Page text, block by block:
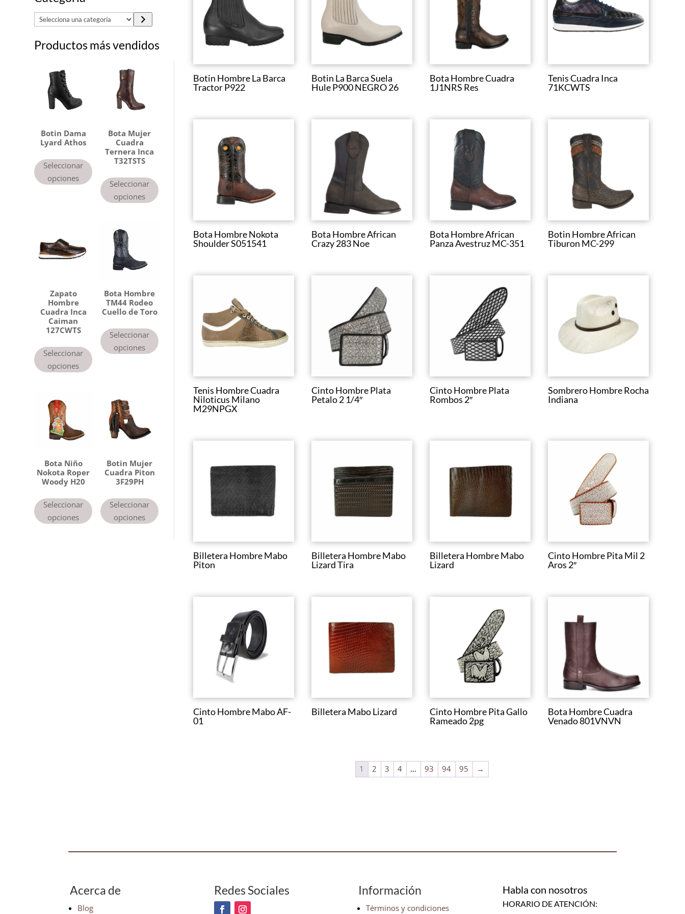
l
a
c
Productos más vendidos
Botin Dama
Lyard Athos
Seleccionar
opciones
Bota Mujer
Cuadra
Ternera Inca
T32TSTS
Seleccionar
opciones
Zapato
Hombre
Cuadra Inca
Caiman
127CWTS
Seleccionar
opciones
Bota Hombre
TM44 Rodeo
Cuello de Toro
Seleccionar
opciones
Bota Niño
Nokota Roper
Woody H20
Seleccionar
opciones
Botin Mujer
Cuadra Piton
3F29PH
Seleccionar
opciones
Botin Hombre La Barca
Tractor P922
Botin La Barca Suela
Hule P900 NEGRO 26
Bota Hombre Cuadra
1J1NRS Res
Tenis Cuadra Inca
71KCWTS
Bota Hombre Nokota
Shoulder S051541
Bota Hombre African
Crazy 283 Noe
Bota Hombre African
Panza Avestruz MC-351
Botin Hombre African
Tiburon MC-299
Tenis Hombre Cuadra
Niloticus Milano
M29NPGX
Cinto Hombre Plata
Petalo 2 1/4″
Cinto Hombre Plata
Rombos 2″
Sombrero Hombre Rocha
Indiana
Billetera Hombre Mabo
Piton
Billetera Hombre Mabo
Lizard Tira
Billetera Hombre Mabo
Lizard
Cinto Hombre Pita Mil 2
Aros 2″
Cinto Hombre Mabo AF-
01
Billetera Mabo Lizard
Cinto Hombre Pita Gallo
Rameado 2pg
Bota Hombre Cuadra
Venado 801VNVN
1 2 3 4 … 93 94 95 →
Acerca de
Blog
Redes Sociales Información
Términos y condiciones
Habla con nosotros
HORARIO DE ATENCIÓN: